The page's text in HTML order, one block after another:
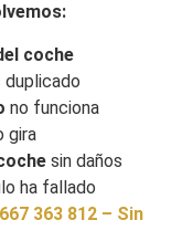
coche
duplicado
no funciona
gira
sin daños
ha fallado
363 812 – Sin